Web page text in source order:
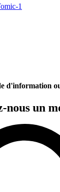
1
d'information
nous un